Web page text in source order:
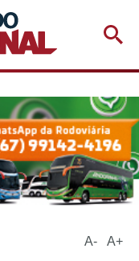
A- A+